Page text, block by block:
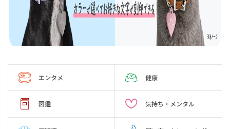
エンタメ 健康
図鑑 気持ち・メンタル